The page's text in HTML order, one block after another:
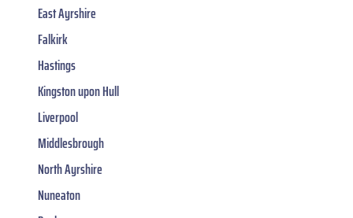
East Ayrshire
Falkirk
Hastings
Kingston upon Hull
Liverpool
Middlesbrough
North Ayrshire
Nuneaton